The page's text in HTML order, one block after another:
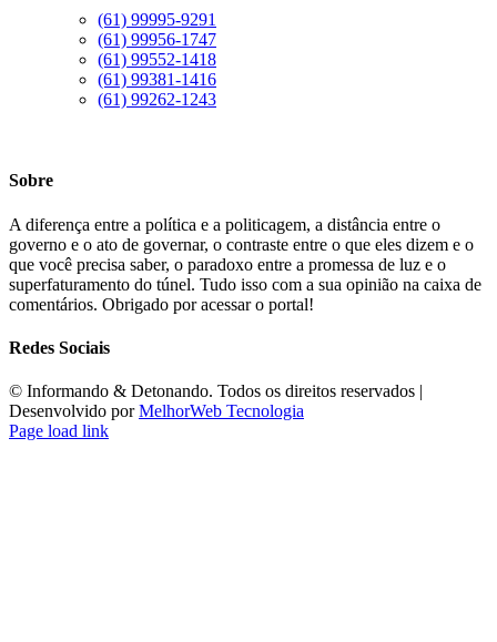
(61) 99995-9291
(61) 99956-1747
(61) 99552-1418
(61) 99381-1416
(61) 99262-1243
Sobre
A diferença entre a política e a politicagem, a distância entre o
governo e o ato de governar, o contraste entre o que eles dizem e o
que você precisa saber, o paradoxo entre a promessa de luz e o
superfaturamento do túnel. Tudo isso com a sua opinião na caixa de
comentários. Obrigado por acessar o portal!
Redes Sociais
©️ Informando & Detonando. Todos os direitos reservados |
Desenvolvido porMelhorWeb Tecnologia
Page load link